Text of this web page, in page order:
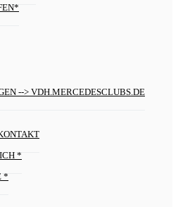
--> VDH.MERCEDESCLUBS.DE
*
*